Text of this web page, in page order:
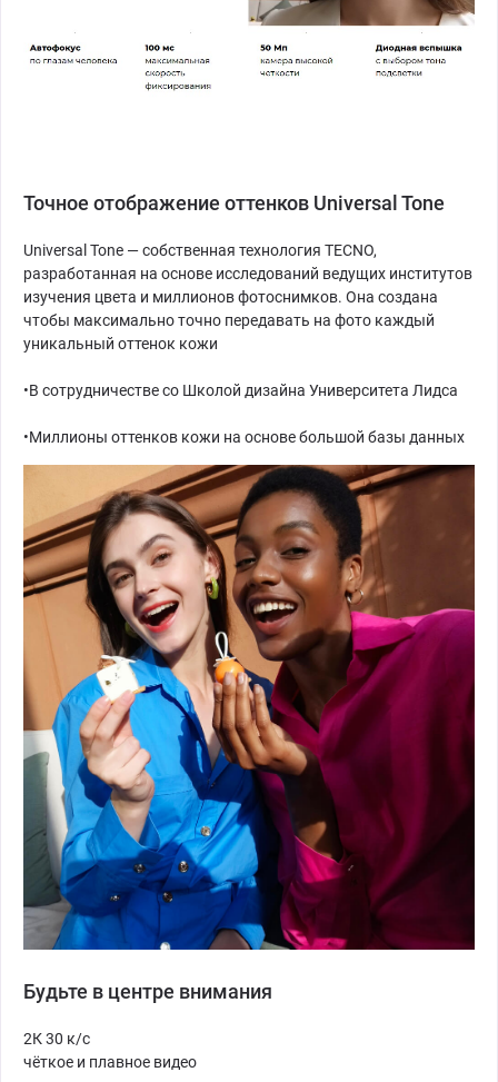
Точное отображение оттенков Universal Tone
Universal Tone — собственная технология TECNO,
разработанная на основе исследований ведущих институтов
изучения цвета и миллионов фотоснимков. Она создана
чтобы максимально точно передавать на фото каждый
уникальный оттенок кожи
•В сотрудничестве со Школой дизайна Университета Лидса
•Миллионы оттенков кожи на основе большой базы данных
Будьте в центре внимания
2К 30 к/с
чёткое и плавное видео